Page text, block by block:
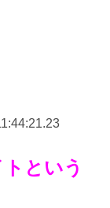
という